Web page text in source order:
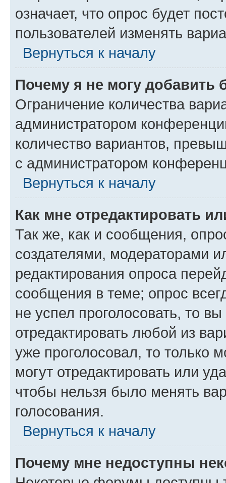
означает, что опрос будет
пользователей изменять
Вернуться к началу
Почему я не могу добавить
Ограничение количества
администратором
количество вариантов,
с администратором
Вернуться к началу
Как мне отредактировать
Так же, как и сообщения,
создателями, модераторами
редактирования опроса
сообщения в теме; опрос
не успел проголосовать, то
отредактировать любой из
уже проголосовал, то только
могут отредактировать или
чтобы нельзя было менять
голосования.
Вернуться к началу
Почему мне недоступны